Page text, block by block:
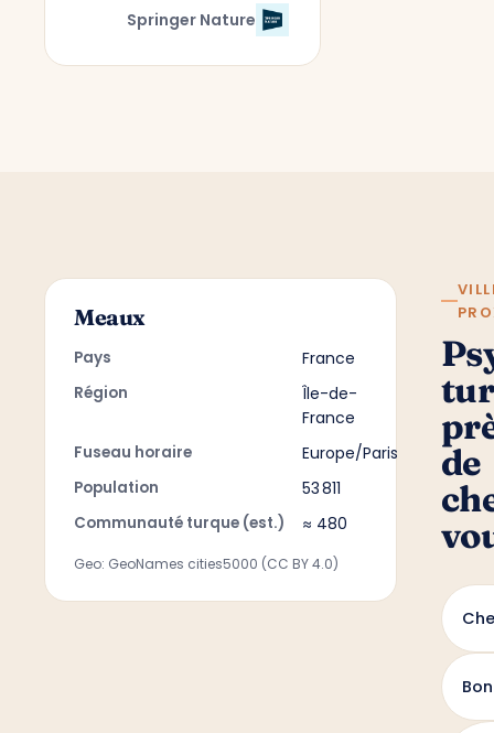
Springer Nature
Meaux
Pays France
Région
Île-de-
France
Fuseau horaire Europe/Paris
Population 53 811
Communauté turque (est.) ≈ 480
Geo: GeoNames cities5000 (CC BY 4.0)
de